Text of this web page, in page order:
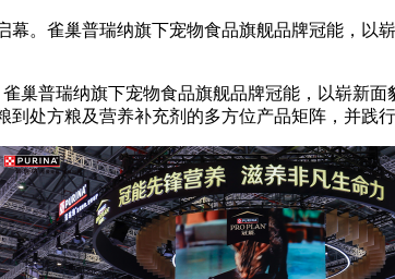
雀巢普瑞纳旗下宠物食品旗舰品牌冠能，以
普瑞纳旗下宠物食品旗舰品牌冠能，以崭新面
处方粮及营养补充剂的多方位产品矩阵，并践